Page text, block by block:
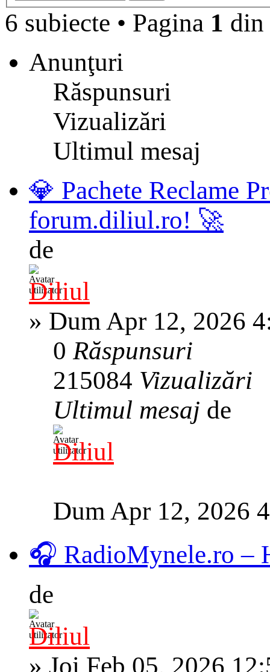
6 subiecte • Pagina 1 din
Anunţuri
Răspunsuri
Vizualizări
Ultimul mesaj
💎 Pachete Reclame
forum.diliul.ro! 🚀
de
Diliul
» Dum Apr 12, 2026
0Răspunsuri
215084 Vizualizări
Ultimul mesaj de
Diliul
Dum Apr 12, 2026
🎧 RadioMynele.ro –
de
Diliul
» Joi Feb 05, 2026